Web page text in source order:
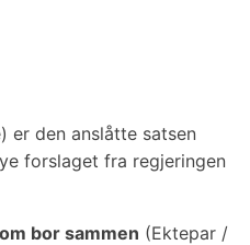
er den anslåtte satsen
forslaget fra regjeringen
bor sammen (Ektepar /